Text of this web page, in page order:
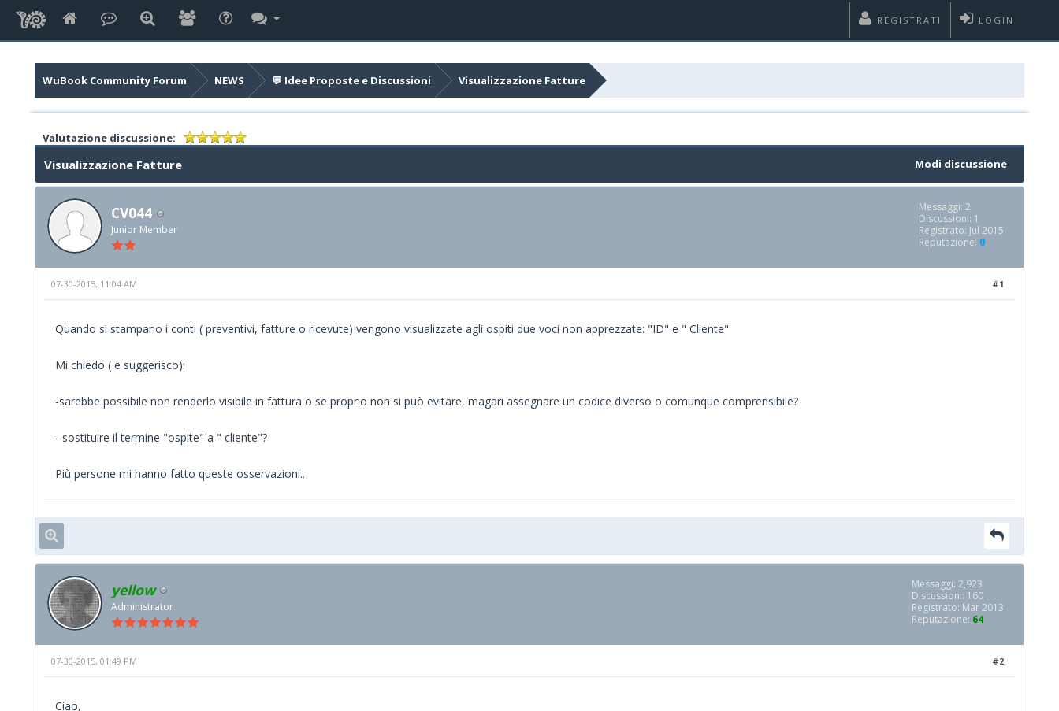
LOGIN
REGISTRATI
WuBook Community Forum NEWS 💬 Idee Proposte e Discussioni Visualizzazione Fatture
Valutazione discussione:
Modi discussione
Visualizzazione Fatture
CV044
Junior Member
Messaggi: 2
Discussioni: 1
Registrato: Jul 2015
Reputazione: 0
#1
07-30-2015, 11:04 AM
Quando si stampano i conti ( preventivi, fatture o ricevute) vengono visualizzate agli ospiti due voci non apprezzate: "ID" e " Cliente"
Mi chiedo ( e suggerisco):
-sarebbe possibile non renderlo visibile in fattura o se proprio non si può evitare, magari assegnare un codice diverso o comunque comprensibile?
- sostituire il termine "ospite" a " cliente"?
Più persone mi hanno fatto queste osservazioni..
yellow
Administrator
Messaggi: 2,923
Discussioni: 160
Registrato: Mar 2013
Reputazione: 64
#2
07-30-2015, 01:49 PM
Ciao,